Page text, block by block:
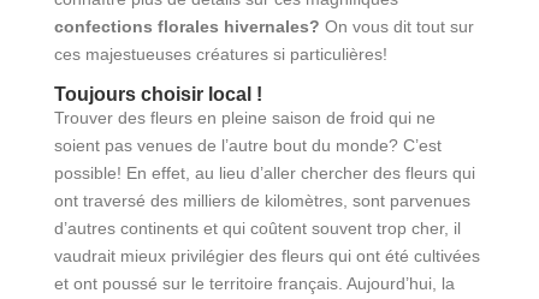
confections florales hivernales? On vous dit tout sur
ces majestueuses créatures si particulières!
Toujours choisir local !
Trouver des fleurs en pleine saison de froid qui ne
soient pas venues de l’autre bout du monde? C’est
possible! En effet, au lieu d’aller chercher des fleurs qui
ont traversé des milliers de kilomètres, sont parvenues
d’autres continents et qui coûtent souvent trop cher, il
vaudrait mieux privilégier des fleurs qui ont été cultivées
et ont poussé sur le territoire français. Aujourd’hui, la